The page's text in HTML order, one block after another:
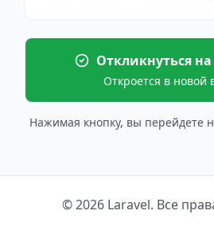
Откликнуться
Откроется в новой
Нажимая кнопку, вы перейдете
© 2026 Laravel. Все